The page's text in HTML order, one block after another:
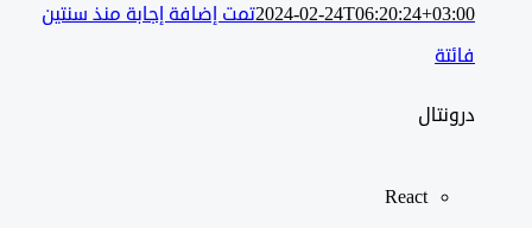
2024-02-24T06:20:24+03:00تمت إضافة إجابة منذ سنتين
درونتال
React